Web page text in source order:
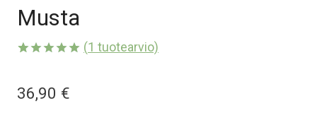
Musta
perustuen
asiakkaan
(1 tuotearvio)
36,90 €